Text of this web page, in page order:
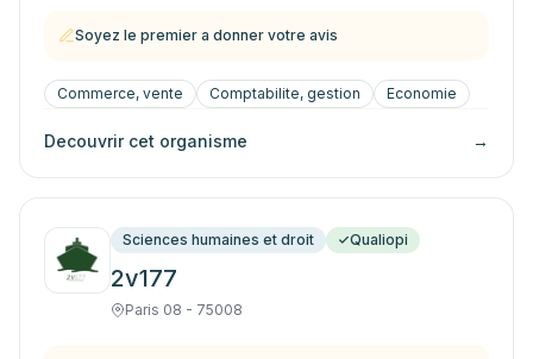
Soyez le premier a donner votre avis
Commerce, vente Comptabilite, gestion Economie
Decouvrir cet organisme →
Sciences humaines et droit Qualiopi
2v177
Paris 08 - 75008